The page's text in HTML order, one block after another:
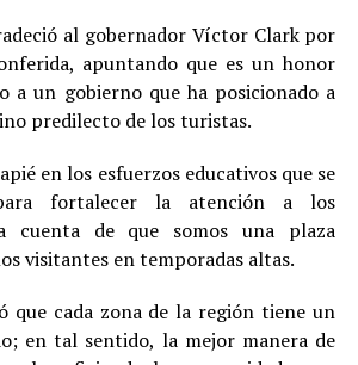
al gobernador Víctor Clark por
apuntando que es un honor
a un gobierno que ha posicionado a
predilecto de los turistas.
en los esfuerzos educativos que se
fortalecer la atención a los
cuenta de que somos una plaza
visitantes en temporadas altas.
que cada zona de la región tiene un
en tal sentido, la mejor manera de